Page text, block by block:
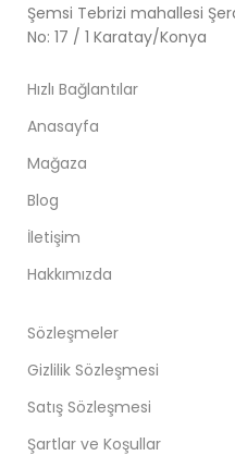
Şemsi Tebrizi mahallesi
No: 17 / 1 Karatay/Konya
Hızlı Bağlantılar
Anasayfa
Mağaza
Blog
İletişim
Hakkımızda
Sözleşmeler
Gizlilik Sözleşmesi
Satış Sözleşmesi
Şartlar ve Koşullar